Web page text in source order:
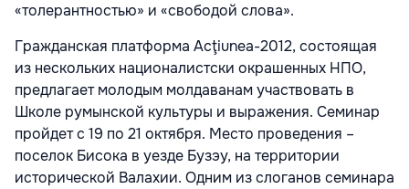
«толерантностью» и «свободой слова».
Гражданская платформа Acţiunea-2012, состоящая
из нескольких националистски окрашенных НПО,
предлагает молодым молдаванам участвовать в
Школе румынской культуры и выражения. Семинар
пройдет с 19 по 21 октября. Место проведения –
поселок Бисока в уезде Бузэу, на территории
исторической Валахии. Одним из слоганов семинара